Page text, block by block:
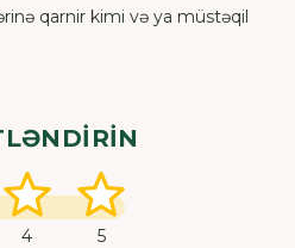
qarnir kimi və ya müstəqil
4 5